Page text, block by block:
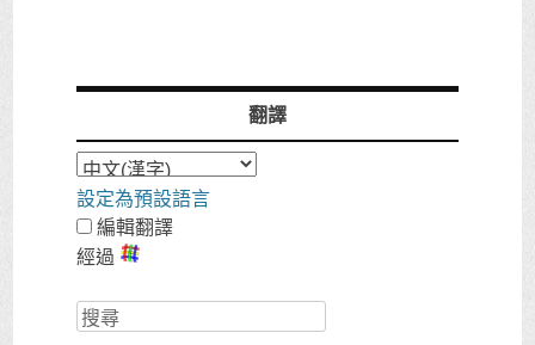
翻譯
設定為預設語言
編輯翻譯
經過
搜